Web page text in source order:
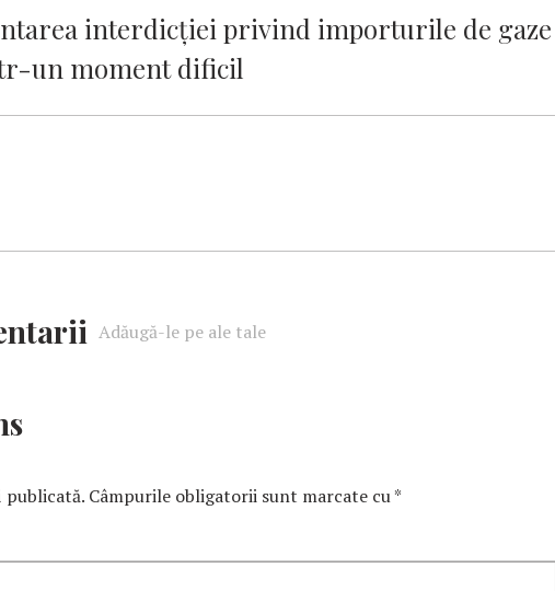
interdicţiei privind importurile de gaze
un moment dificil
Adăugă-le pe ale tale
publicată. Câmpurile obligatorii sunt marcate cu*